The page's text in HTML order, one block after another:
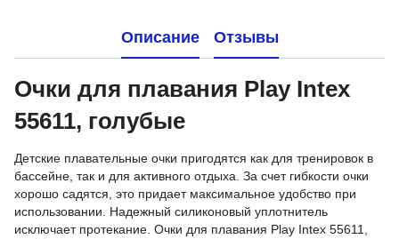
Описание Отзывы
Очки для плавания Play Intex
55611, голубые
Детские плавательные очки пригодятся как для тренировок в
бассейне, так и для активного отдыха. За счет гибкости очки
хорошо садятся, это придает максимальное удобство при
использовании. Надежный силиконовый уплотнитель
исключает протекание. Очки для плавания Play Intex 55611,